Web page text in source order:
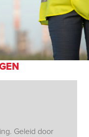
Geleid door